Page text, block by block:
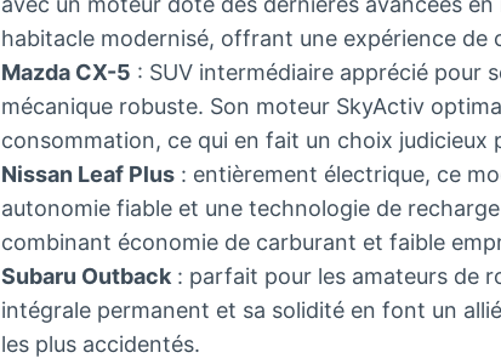
habitacle modernisé, offrant une expérience de
Mazda CX-5 : SUV intermédiaire apprécié pour
mécanique robuste. Son moteur SkyActiv
consommation, ce qui en fait un choix judicieux
Nissan Leaf Plus : entièrement électrique, ce
autonomie fiable et une technologie de
combinant économie de carburant et faible
Subaru Outback : parfait pour les amateurs de
intégrale permanent et sa solidité en font un
les plus accidentés.